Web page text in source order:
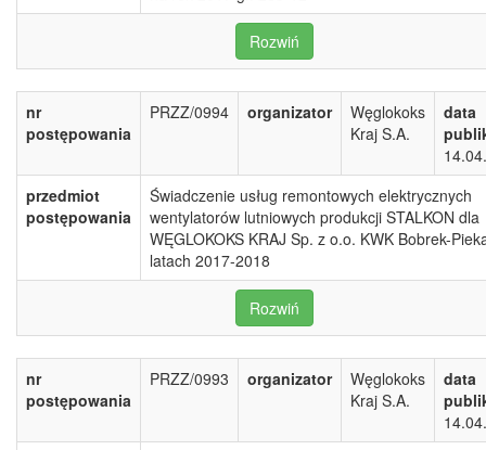
Rozwiń
nr
postępowania
PRZZ/0994 organizator
Węglokoks
Kraj S.A.
data
przedmiot
postępowania
Świadczenie usług remontowych elektrycznych
wentylatorów lutniowych produkcji STALKON dla
WĘGLOKOKS KRAJ Sp. z o.o. KWK Bobrek-
latach 2017-2018
Rozwiń
nr
postępowania
PRZZ/0993 organizator
Węglokoks
Kraj S.A.
data